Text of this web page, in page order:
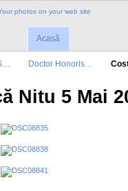
Acasă
Doctor Honoris…
Nitu 5 Mai